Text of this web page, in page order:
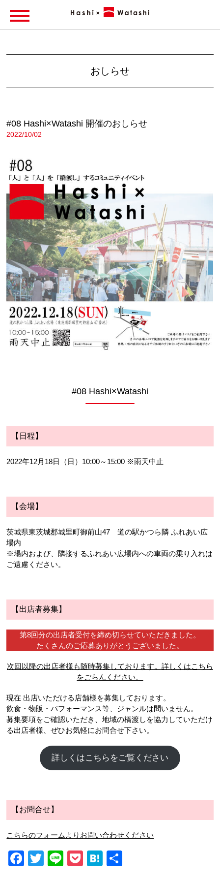
おしらせ
#08 Hashi×Watashi 開催のおしらせ
2022/10/02
#08 Hashi×Watashi
【日程】
2022年12月18日（日）10:00～15:00 ※雨天中止
【会場】
茨城県東茨城郡城里町御前山47 道の駅かつら隣 ふれあい広
場内
※場内および、隣接するふれあい広場内への車両の乗り入れは
ご遠慮ください。
【出店者募集】
第8回分の出店者受付を締め切らせていただきました。
たくさんのご応募ありがとうございました。
次回以降の出店者様も随時募集しております。詳しくはこちら
をごらんください。
現在 出店いただける店舗様を募集しております。
飲食・物販・パフォーマンス等、ジャンルは問いません。
募集要項をご確認いただき、地域の橋渡しを協力していただけ
る出店者様、ぜひお気軽にお問合せ下さい。
詳しくはこちらをご覧ください
【お問合せ】
こちらのフォームよりお問い合わせください
Facebook
Twitter
LinePocketHatena